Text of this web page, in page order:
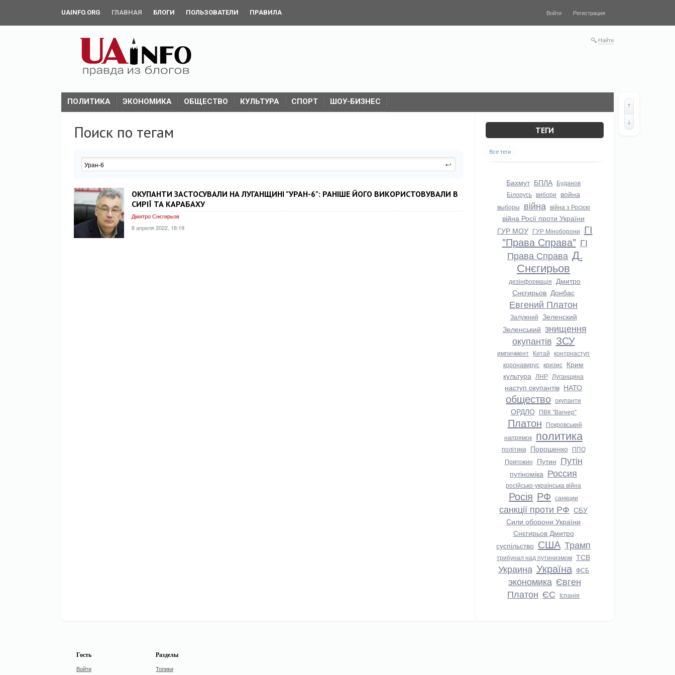
UAINFO.ORG ГЛАВНАЯ БЛОГИ ПОЛЬЗОВАТЕЛИ ПРАВИЛА Войти Регистрация
Найти
ПОЛИТИКА ЭКОНОМИКА ОБЩЕСТВО КУЛЬТУРА СПОРТ ШОУ-БИЗНЕС
Поиск по тегам
ОКУПАНТИ ЗАСТОСУВАЛИ НА ЛУГАНЩИНІ "УРАН-6": РАНІШЕ ЙОГО ВИКОРИСТОВУВАЛИ В
СИРІЇ ТА КАРАБАХУ
Дмитро Снєгирьов
8 апреля 2022, 18:19
ТЕГИ
Все теги
Бахмут БПЛА Буданов
Білорусь вибори война
выборы війна війна з Росією
війна Росії проти України
ГУР МОУ ГУР Міноборони ГІ
"Права Справа" ГІ
Права Справа Д.
Снєгирьов
дезінформація Дмитро
Снєгирьов Донбас
Евгений Платон
Залужний Зеленский
Зеленський знищення
окупантів ЗСУ
импичмент Китай контрнаступ
коронавирус кризис Крим
культура ЛНР Луганщина
наступ окупантів НАТО
общество окупанти
ОРДЛО ПВК "Вагнер"
Платон Покровський
напрямок политика
політика Порошенко ППО
Пригожин Путин Путін
путіноміка Россия
російсько-українська війна
Росія РФ санкции
санкції проти РФ СБУ
Сили оборони України
Снєгирьов Дмитро
суспільство США Трамп
трибунал над путинизмом ТСВ
Украина Україна ФСБ
экономика Євген
Платон ЄС Іспанія
Гость
Войти
Разделы
Топики